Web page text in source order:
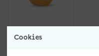
Cookies
Paintura